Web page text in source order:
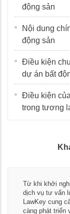
động sản
Nội dung
động sản
Điều kiện
dự án bất
Điều kiện
trong tương
Thay mặt
ngũ luật sư, kế
dụng dịch vụ tư
Chúc các bạn